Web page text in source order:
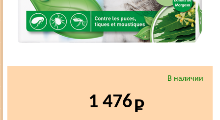
В наличии
1 476